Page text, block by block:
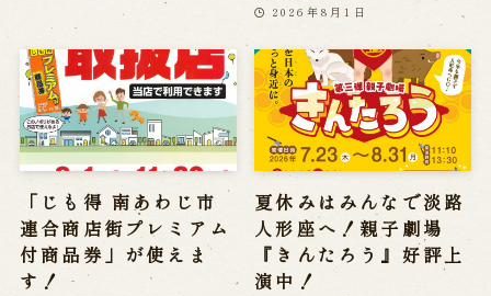
2026年8月1日
「じも得 南あわじ市
連合商店街プレミアム
付商品券」が使えま
す！
夏休みはみんなで淡路
人形座へ！親子劇場
『きんたろう』好評上
演中！